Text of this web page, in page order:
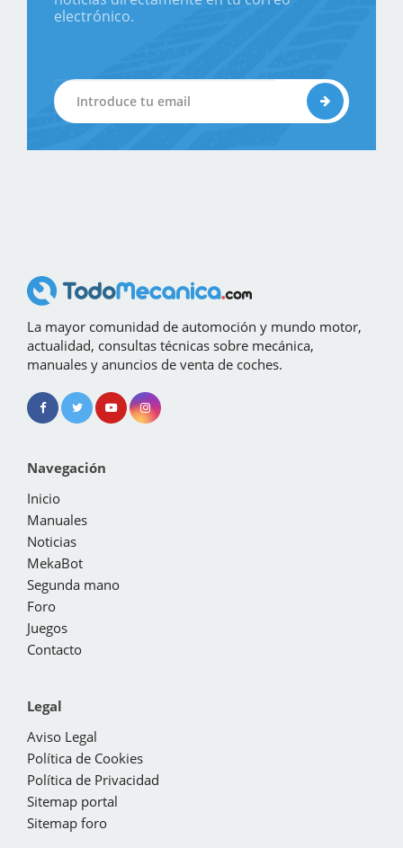
electrónico.
La mayor comunidad de automoción y mundo motor,
actualidad, consultas técnicas sobre mecánica,
manuales y anuncios de venta de coches.
Navegación
Inicio
Manuales
Noticias
MekaBot
Segunda mano
Foro
Juegos
Contacto
Legal
Aviso Legal
Política de Cookies
Política de Privacidad
Sitemap portal
Sitemap foro